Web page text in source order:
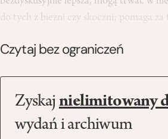
do tych z bieżni czy skoczni; pomaga
Czytaj bez ograniczeń
Zyskaj nielimitowany
wydań i archiwum